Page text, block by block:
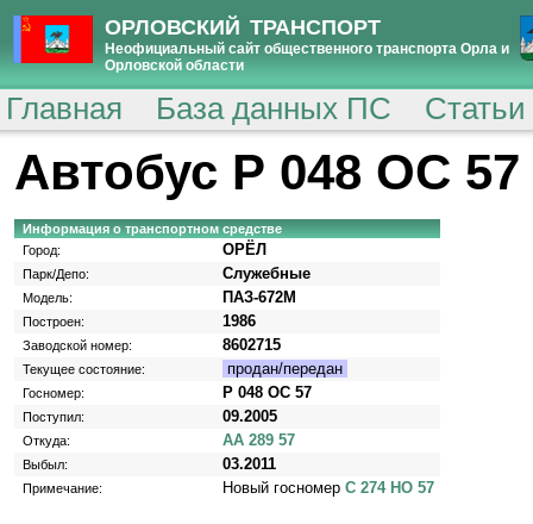
ОРЛОВСКИЙ ТРАНСПОРТ
Неофициальный сайт общественного транспорта Орла и
Орловской области
Главная База данных ПС
Автобус Р 048 ОС 57
Информация о транспортном средстве
Город:
ОРЁЛ
Парк/Депо: Служебные
Модель: ПАЗ-672М
Построен: 1986
Заводской номер: 8602715
Текущее состояние: продан/передан
Госномер: Р 048 ОС 57
Поступил: 09.2005
Откуда: АА 289 57
Выбыл: 03.2011
Примечание: Новый госномер С 274 НО 57